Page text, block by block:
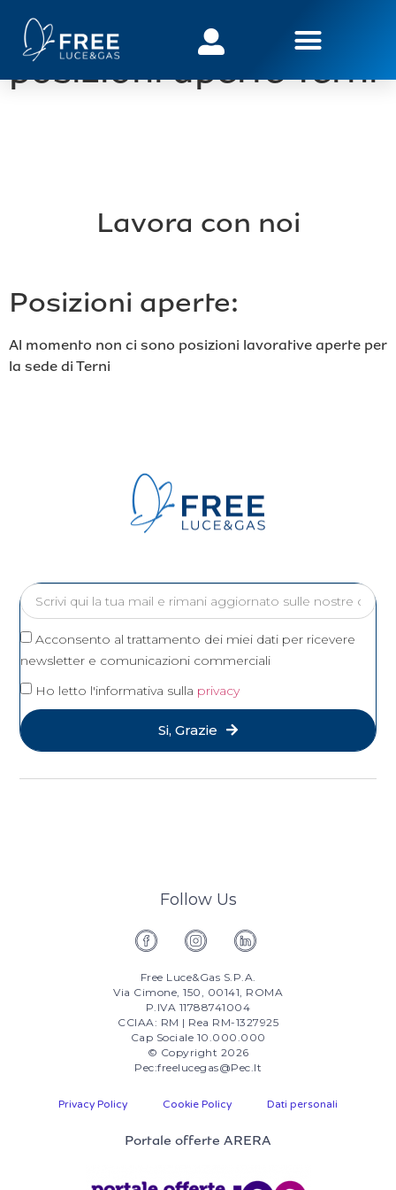
Lavora con noi –
posizioni aperte Terni
Lavora con noi
Posizioni aperte:
Al momento non ci sono posizioni lavorative aperte per
la sede di Terni
Acconsento al trattamento dei miei dati per ricevere
newsletter e comunicazioni commerciali
Ho letto l'informativa sulla privacy
Si, Grazie
Follow Us
Free Luce&Gas S.p.A.
Via Cimone, 150, 00141, ROMA
P.IVA 11788741004
CCIAA: RM | Rea RM-1327925
Cap Sociale 10.000.000
© Copyright 2026
Pec:freelucegas@pec.it
Privacy Policy Cookie Policy Dati personali
Portale offerte ARERA